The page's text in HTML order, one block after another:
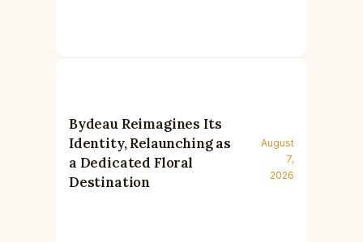
Bydeau Reimagines Its
Identity, Relaunching as
a Dedicated Floral
Destination
August
7,
2026